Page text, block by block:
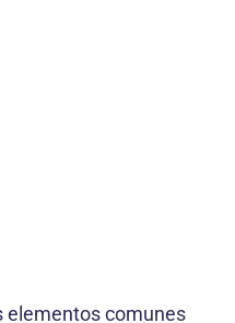
elementos comunes